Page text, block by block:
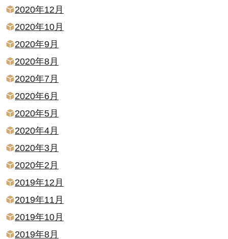
2020年12月
2020年10月
2020年9月
2020年8月
2020年7月
2020年6月
2020年5月
2020年4月
2020年3月
2020年2月
2019年12月
2019年11月
2019年10月
2019年8月